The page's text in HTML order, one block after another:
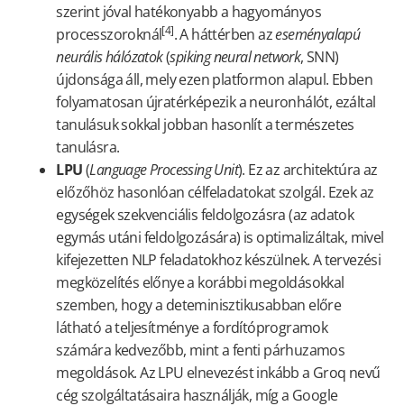
szerint jóval hatékonyabb a hagyományos
processzoroknál[4]. A háttérben azeseményalapú
neurális hálózatok(spiking neural network, SNN)
újdonsága áll, mely ezen platformon alapul. Ebben
folyamatosan újratérképezik a neuronhálót, ezáltal
tanulásuk sokkal jobban hasonlít a természetes
tanulásra.
LPU(Language Processing Unit). Ez az architektúra az
előzőhöz hasonlóan célfeladatokat szolgál. Ezek az
egységek szekvenciális feldolgozásra (az adatok
egymás utáni feldolgozására) is optimalizáltak, mivel
kifejezetten NLP feladatokhoz készülnek. A tervezési
megközelítés előnye a korábbi megoldásokkal
szemben, hogy a deteminisztikusabban előre
látható a teljesítménye a fordítóprogramok
számára kedvezőbb, mint a fenti párhuzamos
megoldások. Az LPU elnevezést inkább a Groq nevű
cég szolgáltatásaira használják, míg a Google